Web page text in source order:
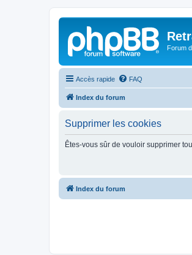
Forum
Accès rapide FAQ
Index du forum
Supprimer les cookies
Êtes-vous sûr de vouloir supprimer
Index du forum